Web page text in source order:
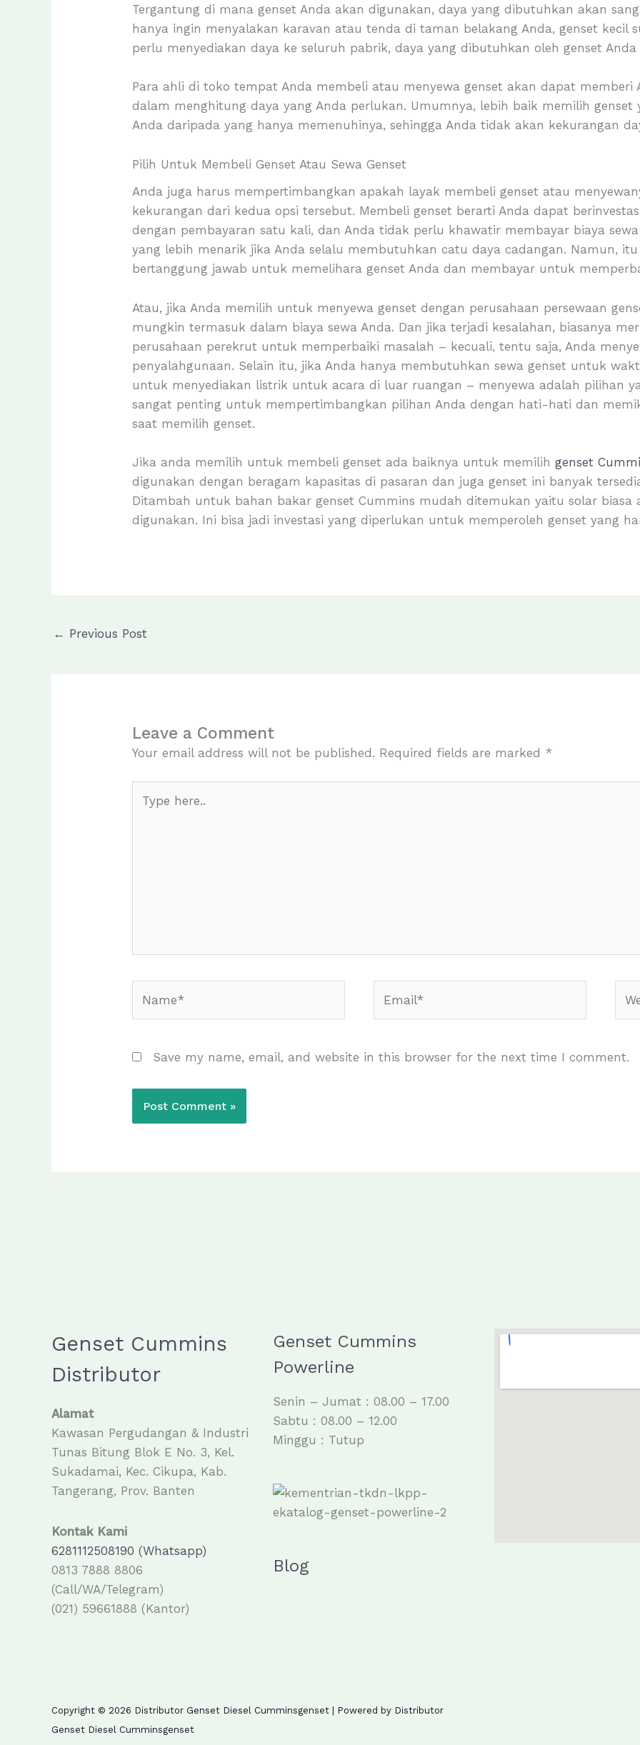
Tergantung di mana genset Anda akan digunakan, daya yang dibutuhkan akan
hanya ingin menyalakan karavan atau tenda di taman belakang Anda, genset kecil
perlu menyediakan daya ke seluruh pabrik, daya yang dibutuhkan oleh genset
Para ahli di toko tempat Anda membeli atau menyewa genset akan dapat memberi
dalam menghitung daya yang Anda perlukan. Umumnya, lebih baik memilih
Anda daripada yang hanya memenuhinya, sehingga Anda tidak akan kekurangan
Pilih Untuk Membeli Genset Atau Sewa Genset
Anda juga harus mempertimbangkan apakah layak membeli genset atau
kekurangan dari kedua opsi tersebut. Membeli genset berarti Anda dapat
dengan pembayaran satu kali, dan Anda tidak perlu khawatir membayar biaya
yang lebih menarik jika Anda selalu membutuhkan catu daya cadangan. Namun,
bertanggung jawab untuk memelihara genset Anda dan membayar untuk
Atau, jika Anda memilih untuk menyewa genset dengan perusahaan persewaan
mungkin termasuk dalam biaya sewa Anda. Dan jika terjadi kesalahan, biasanya
perusahaan perekrut untuk memperbaiki masalah – kecuali, tentu saja, Anda
penyalahgunaan. Selain itu, jika Anda hanya membutuhkan sewa genset untuk
untuk menyediakan listrik untuk acara di luar ruangan – menyewa adalah pilihan
sangat penting untuk mempertimbangkan pilihan Anda dengan hati-hati dan
saat memilih genset.
Jika anda memilih untuk membeli genset ada baiknya untuk memilihgenset
digunakan dengan beragam kapasitas di pasaran dan juga genset ini banyak
Ditambah untuk bahan bakar genset Cummins mudah ditemukan yaitu solar biasa
digunakan. Ini bisa jadi investasi yang diperlukan untuk memperoleh genset yang
← Previous Post
Leave a Comment
Your email address will not be published. Required fields are marked *
here..
Save my name, email, and website in this browser for the next time I comment.
Genset Cummins
Distributor
Alamat
Kawasan Pergudangan & Industri
Tunas Bitung Blok E No. 3, Kel.
Sukadamai, Kec. Cikupa, Kab.
Tangerang, Prov. Banten
Kontak Kami
6281112508190 (Whatsapp)
0813 7888 8806
(Call/WA/Telegram)
(021) 59661888 (Kantor)
Genset Cummins
Powerline
Senin – Jumat : 08.00 – 17.00
Sabtu : 08.00 – 12.00
Minggu : Tutup
Blog
Copyright © 2026 Distributor Genset Diesel Cumminsgenset | Powered by Distributor
Genset Diesel Cumminsgenset